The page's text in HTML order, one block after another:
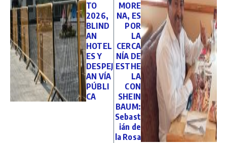
TO
2026,
BLIND
AN
HOTEL
ES Y
DESPEJ
AN VÍA
PÚBLI
CA
MORE
NA, ES
POR
LA
CERCA
NÍA DE
ESTHE
LA
CON
SHEIN
BAUM:
Sebast
ián de
la Rosa